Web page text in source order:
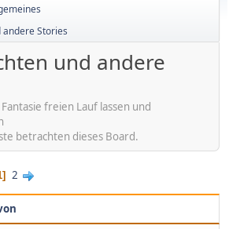
andere Stories
und andere
freien Lauf lassen und
betrachten dieses Board.
2